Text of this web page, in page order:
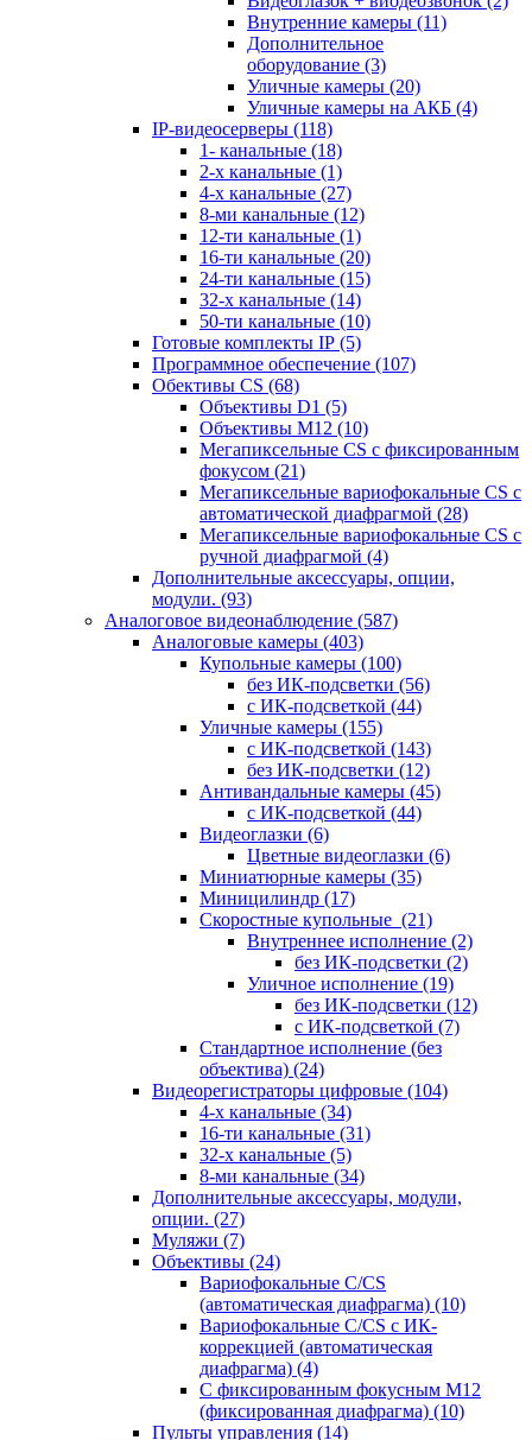
Внутренние камеры (11)
Дополнительное
оборудование (3)
Уличные камеры (20)
Уличные камеры на АКБ (4)
IP-видеосерверы (118)
1- канальные (18)
2-х канальные (1)
4-х канальные (27)
8-ми канальные (12)
12-ти канальные (1)
16-ти канальные (20)
24-ти канальные (15)
32-х канальные (14)
50-ти канальные (10)
Готовые комплекты IP (5)
Программное обеспечение (107)
Обективы CS (68)
Объективы D1 (5)
Объективы M12 (10)
Мегапиксельные CS c фиксированным
фокусом (21)
Мегапиксельные вариофокальные CS c
автоматической диафрагмой (28)
Мегапиксельные вариофокальные CS c
ручной диафрагмой (4)
Дополнительные аксессуары, опции,
модули. (93)
Аналоговое видеонаблюдение (587)
Аналоговые камеры (403)
Купольные камеры (100)
без ИК-подсветки (56)
с ИК-подсветкой (44)
Уличные камеры (155)
с ИК-подсветкой (143)
без ИК-подсветки (12)
Антивандальные камеры (45)
с ИК-подсветкой (44)
Видеоглазки (6)
Цветные видеоглазки (6)
Миниатюрные камеры (35)
Миницилиндр (17)
Скоростные купольные (21)
Внутреннее исполнение (2)
без ИК-подсветки (2)
Уличное исполнение (19)
без ИК-подсветки (12)
с ИК-подсветкой (7)
Стандартное исполнение (без
объектива) (24)
Видеорегистраторы цифровые (104)
4-х канальные (34)
16-ти канальные (31)
32-х канальные (5)
8-ми канальные (34)
Дополнительные аксессуары, модули,
опции. (27)
Муляжи (7)
Объективы (24)
Вариофокальные C/CS
(автоматическая диафрагма) (10)
Вариофокальные C/CS с ИК-
коррекцией (автоматическая
диафрагма) (4)
С фиксированным фокусным М12
(фиксированная диафрагма) (10)
Пульты управления (14)